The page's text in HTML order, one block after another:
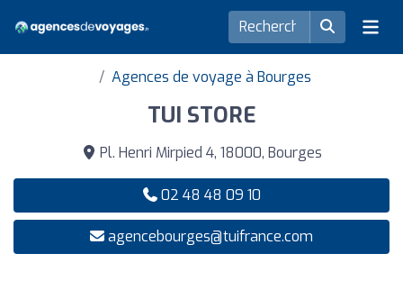
Agences de voyage à Bourges
TUI STORE
Pl. Henri Mirpied 4, 18000, Bourges
02 48 48 09 10
agencebourges@tuifrance.com